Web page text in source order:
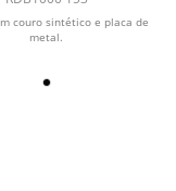
couro sintético e placa de
metal.